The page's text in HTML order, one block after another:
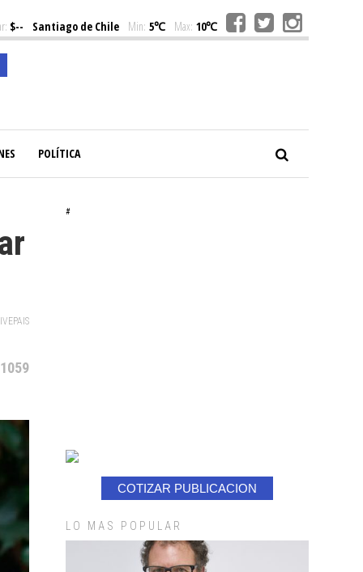
$-- Santiago de Chile Min: 5℃ Max: 10℃
POLÍTICA
#
COTIZAR PUBLICACION
LO MAS POPULAR